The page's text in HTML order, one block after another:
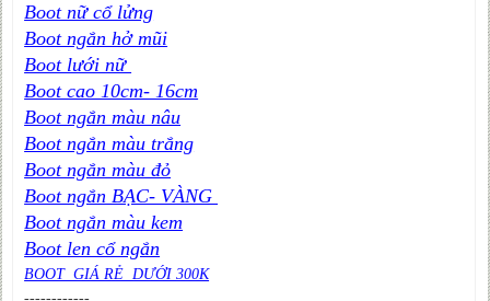
Boot nữ cổ lửng
Boot ngắn hở mũi
Boot lưới nữ
Boot cao 10cm- 16cm
Boot ngắn màu nâu
Boot ngắn màu trắng
Boot ngắn màu đỏ
Boot ngắn BẠC- VÀNG
Boot ngắn màu kem
Boot len cổ ngắn
BOOT GIÁ RẺ DƯỚI 300K